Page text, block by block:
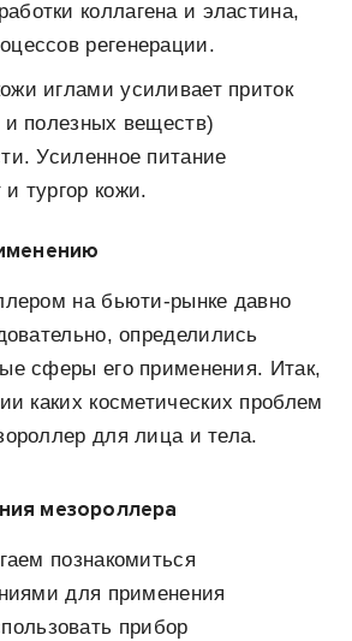
коллагена и эластина,
регенерации.
иглами усиливает приток
полезных веществ)
Усиленное питание
тургор кожи.
на бьюти-рынке давно
определились
сферы его применения. Итак,
каких косметических проблем
для лица и тела.
мезороллера
познакомиться
для применения
прибор